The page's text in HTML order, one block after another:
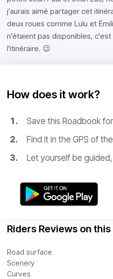
j'aurais aimé partager cet
deux roues comme Lulu et
n'étaient pas disponibles,
l'itinéraire. 😉
How does it work?
Save this Roadbook
Find it in the GPS of
Let yourself be guided,
Riders Reviews on
Road surface
Scenery
Curves